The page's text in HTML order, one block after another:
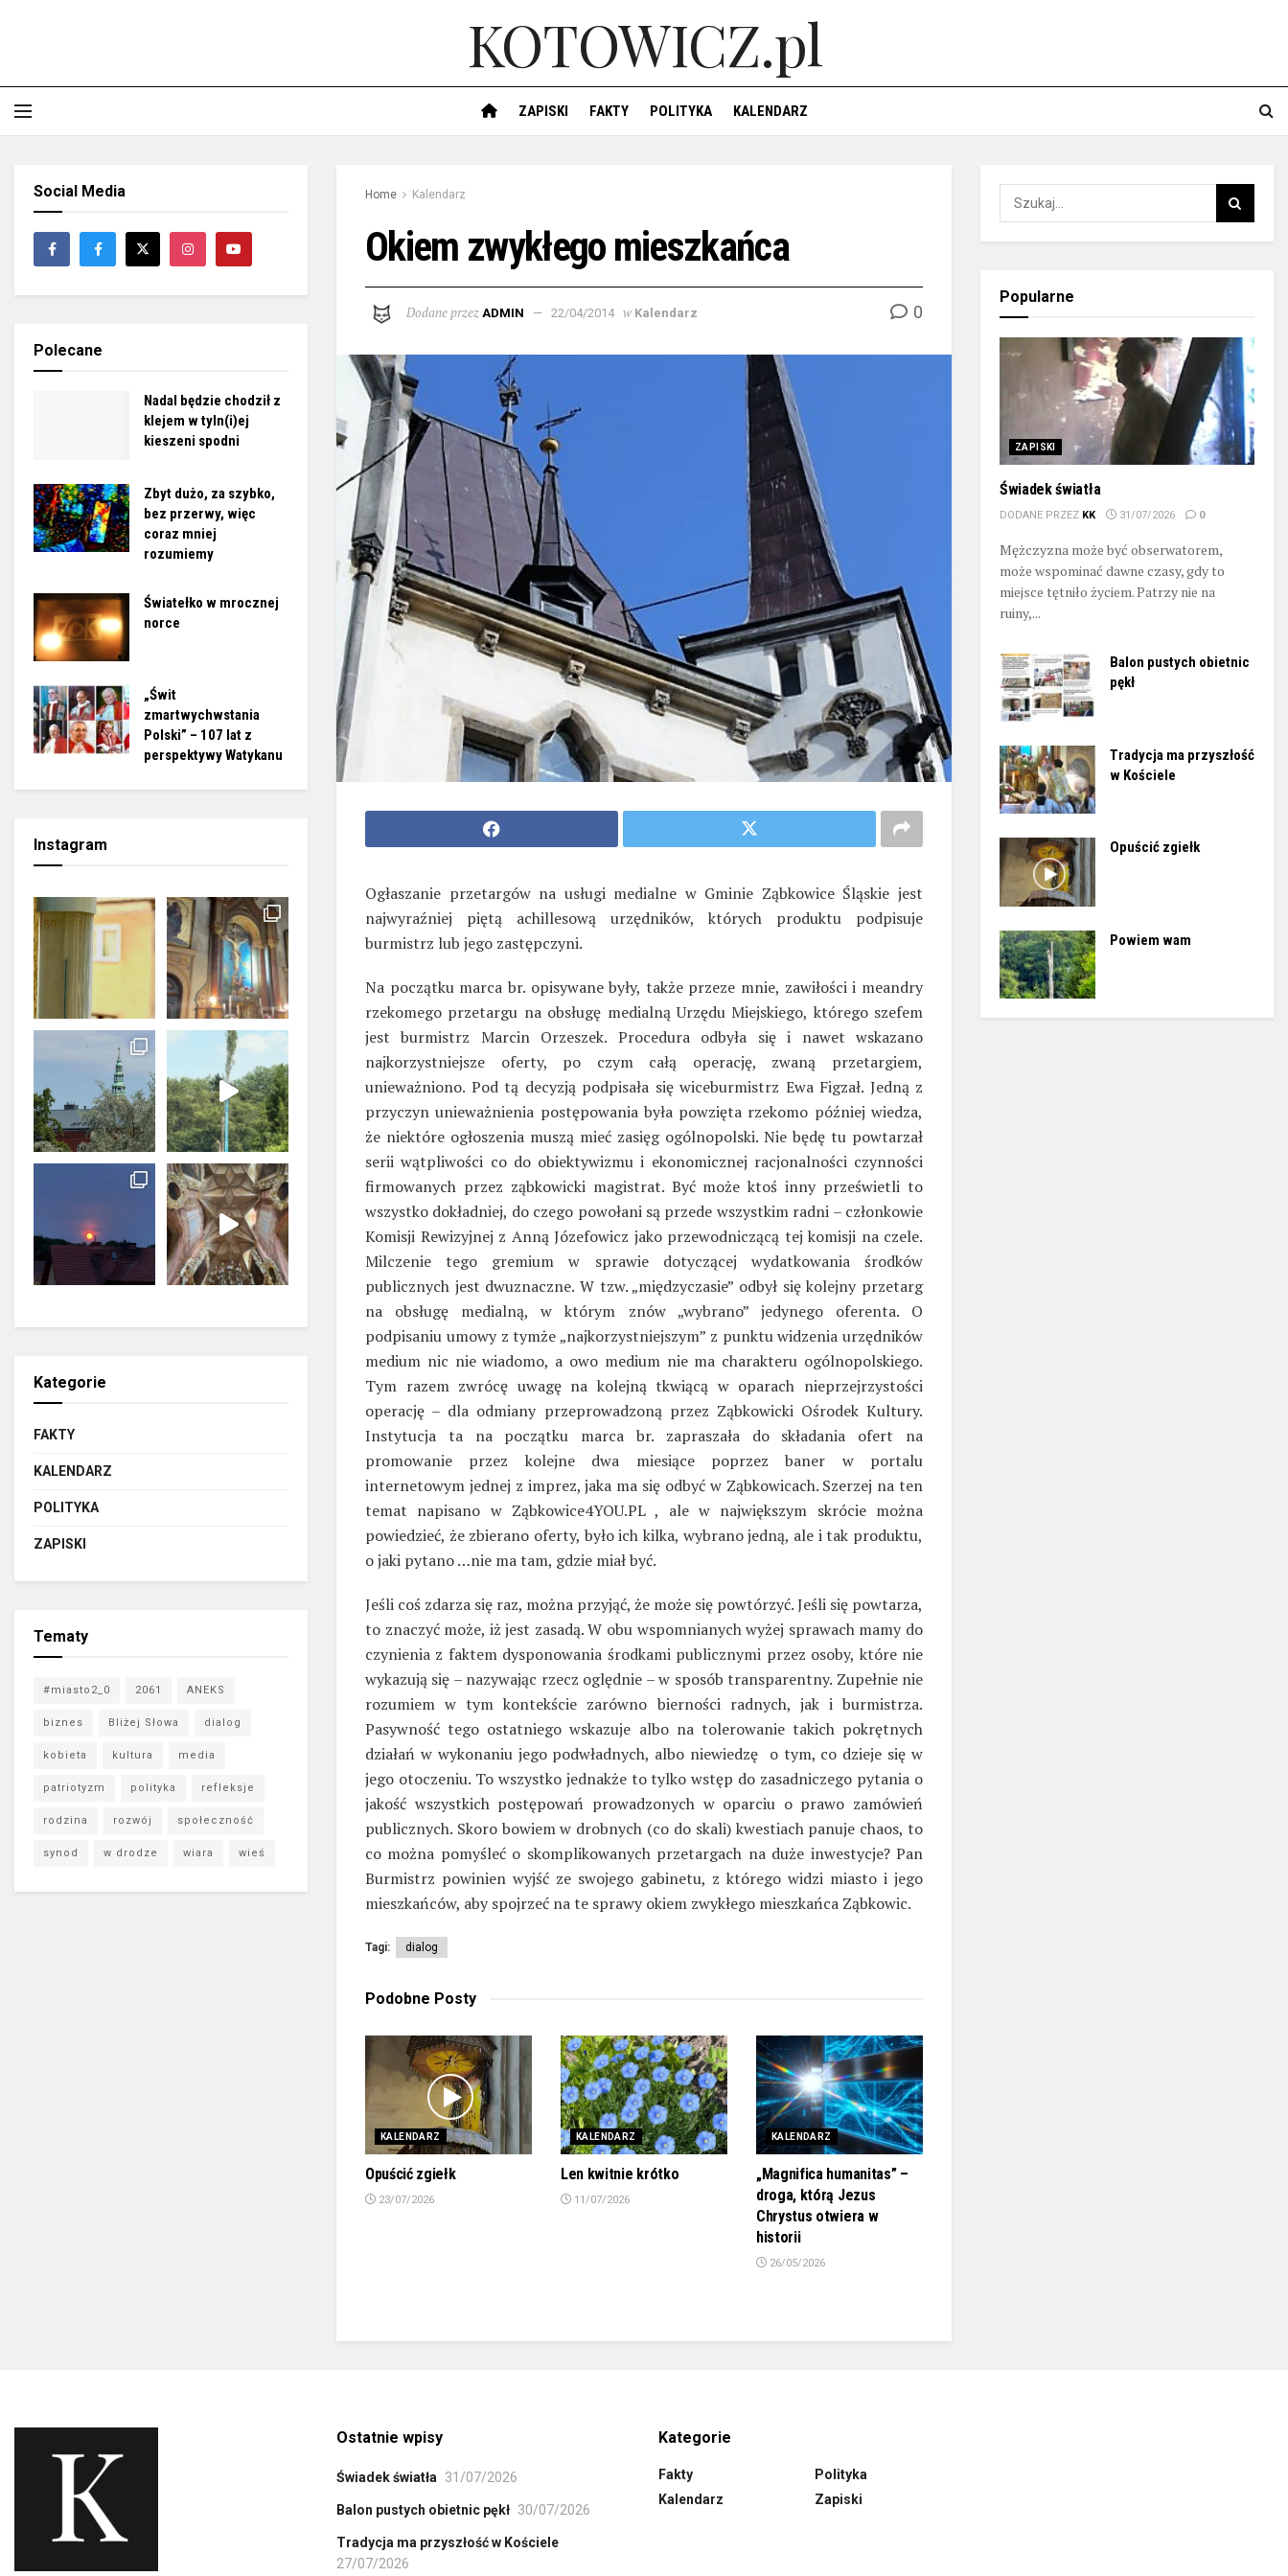
KOTOWICZ.pl
ZAPISKI FAKTY POLITYKA KALENDARZ
Home Kalendarz
Okiem zwykłego mieszkańca
Dodane przez ADMIN 22/04/2014 w Kalendarz 0
Ogłaszanie przetargów na usługi medialne w Gminie Ząbkowice Śląskie jest
najwyraźniej piętą achillesową urzędników, których produktu podpisuje
burmistrz lub jego zastępczyni.
Na początku marca br. opisywane były, także przeze mnie, zawiłości i meandry
rzekomego przetargu na obsługę medialną Urzędu Miejskiego, którego szefem
jest burmistrz Marcin Orzeszek. Procedura odbyła się i nawet wskazano
najkorzystniejsze oferty, po czym całą operację, zwaną przetargiem,
unieważniono. Pod tą decyzją podpisała się wiceburmistrz Ewa Figzał. Jedną z
przyczyn unieważnienia postępowania była powzięta rzekomo później wiedza,
że niektóre ogłoszenia muszą mieć zasięg ogólnopolski. Nie będę tu powtarzał
serii wątpliwości co do obiektywizmu i ekonomicznej racjonalności czynności
firmowanych przez ząbkowicki magistrat. Być może ktoś inny prześwietli to
wszystko dokładniej, do czego powołani są przede wszystkim radni – członkowie
Komisji Rewizyjnej z Anną Józefowicz jako przewodniczącą tej komisji na czele.
Milczenie tego gremium w sprawie dotyczącej wydatkowania środków
publicznych jest dwuznaczne. W tzw. „międzyczasie” odbył się kolejny przetarg
na obsługę medialną, w którym znów „wybrano” jedynego oferenta. O
podpisaniu umowy z tymże „najkorzystniejszym” z punktu widzenia urzędników
medium nic nie wiadomo, a owo medium nie ma charakteru ogólnopolskiego.
Tym razem zwrócę uwagę na kolejną tkwiącą w oparach nieprzejrzystości
operację – dla odmiany przeprowadzoną przez Ząbkowicki Ośrodek Kultury.
Instytucja ta na początku marca br. zapraszała do składania ofert na
promowanie przez kolejne dwa miesiące poprzez baner w portalu
internetowym jednej z imprez, jaka ma się odbyć w Ząbkowicach. Szerzej na ten
temat napisano w Ząbkowice4YOU.PL , ale w największym skrócie można
powiedzieć, że zbierano oferty, było ich kilka, wybrano jedną, ale i tak produktu,
o jaki pytano …nie ma tam, gdzie miał być.
Jeśli coś zdarza się raz, można przyjąć, że może się powtórzyć. Jeśli się powtarza,
to znaczyć może, iż jest zasadą. W obu wspomnianych wyżej sprawach mamy do
czynienia z faktem dysponowania środkami publicznymi przez osoby, które nie
wykazują się – nazywając rzecz oględnie – w sposób transparentny. Zupełnie nie
rozumiem w tym kontekście zarówno bierności radnych, jak i burmistrza.
Pasywność tego ostatniego wskazuje albo na tolerowanie takich pokrętnych
działań w wykonaniu jego podwładnych, albo niewiedzę o tym, co dzieje się w
jego otoczeniu. To wszystko jednakże to tylko wstęp do zasadniczego pytania o
jakość wszystkich postępowań prowadzonych w oparciu o prawo zamówień
publicznych. Skoro bowiem w drobnych (co do skali) kwestiach panuje chaos, to
co można pomyśleć o skomplikowanych przetargach na duże inwestycje? Pan
Burmistrz powinien wyjść ze swojego gabinetu, z którego widzi miasto i jego
mieszkańców, aby spojrzeć na te sprawy okiem zwykłego mieszkańca Ząbkowic.
Tagi: dialog
Podobne Posty
KALENDARZ
Opuścić zgiełk
23/07/2026
KALENDARZ
Len kwitnie krótko
11/07/2026
KALENDARZ
„Magnifica humanitas” –
droga, którą Jezus
Chrystus otwiera w
historii
26/05/2026
Social Media
Polecane
Nadal będzie chodził z
klejem w tyln(i)ej
kieszeni spodni
Zbyt dużo, za szybko,
bez przerwy, więc
coraz mniej
rozumiemy
Światełko w mrocznej
norce
„Świt
zmartwychwstania
Polski” – 107 lat z
perspektywy Watykanu
Instagram
Kategorie
FAKTY
KALENDARZ
POLITYKA
ZAPISKI
Tematy
#miasto2_0 2061 ANEKS
biznes Bliżej Słowa dialog
kobieta kultura media
patriotyzm polityka refleksje
rodzina rozwój społeczność
synod w drodze wiara wieś
Popularne
ZAPISKI
Świadek światła
DODANE PRZEZ KK 31/07/2026 0
Mężczyzna może być obserwatorem,
może wspominać dawne czasy, gdy to
miejsce tętniło życiem. Patrzy nie na
ruiny,...
Balon pustych obietnic
pękł
Tradycja ma przyszłość
w Kościele
Opuścić zgiełk
Powiem wam
Ostatnie wpisy
Świadek światła 31/07/2026
Balon pustych obietnic pękł 30/07/2026
Tradycja ma przyszłość w Kościele
27/07/2026
Kategorie
Fakty
Kalendarz
Polityka
Zapiski